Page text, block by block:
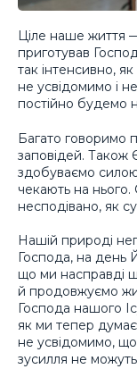
Ціле наше життя
приготував
так інтенсивно,
не усвідомимо і
постійно будемо
Багато говоримо
заповідей. Також
здобуваємо
чекають на
несподівано, як
Нашій природі
Господа, на день
що ми насправді
й продовжуємо
Господа нашого
як ми тепер
не усвідомимо, що
зусилля не